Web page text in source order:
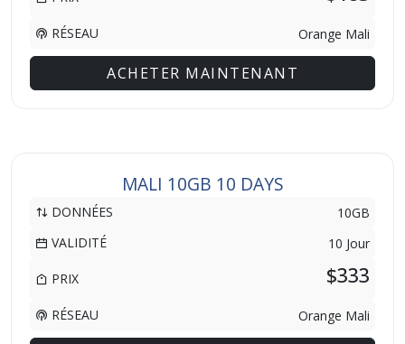
RÉSEAU Orange Mali
ACHETER MAINTENANT
MALI 10GB 10 DAYS
DONNÉES
10GB
VALIDITÉ
10 Jour
PRIX $333
RÉSEAU Orange Mali